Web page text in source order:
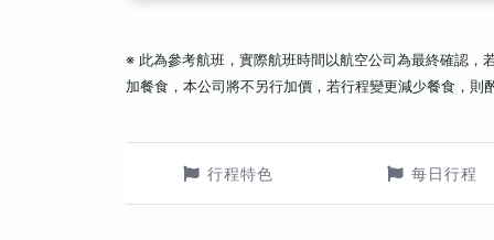
※ 此為參考航班，實際航班時間以航空公司為最終確認，
加餐食，本公司將不另行加價，若行程變更減少餐食，則
行程特色 每日行程